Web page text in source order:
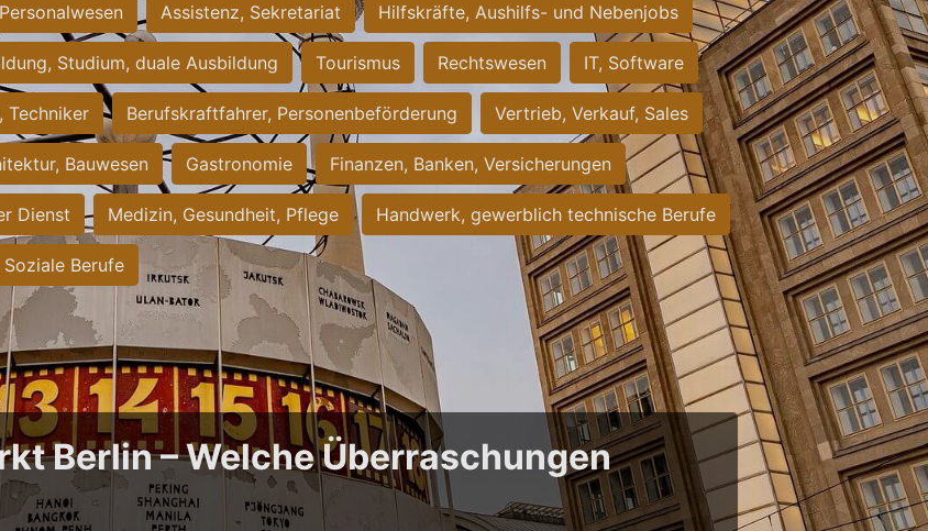
Personalwesen Assistenz, Sekretariat Hilfskräfte, Aushilfs- und Nebenjobs
Studium, duale Ausbildung Tourismus Rechtswesen IT, Software
Techniker Berufskraftfahrer, Personenbeförderung Vertrieb, Verkauf, Sales
Bauwesen Gastronomie Finanzen, Banken, Versicherungen
Dienst Medizin, Gesundheit, Pflege Handwerk, gewerblich technische Berufe
Berufe
Berlin – Welche Überraschungen